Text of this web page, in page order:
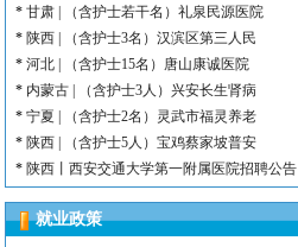
* 甘肃 | （含护士若干名）礼泉民源医院
* 陕西 | （含护士3名）汉滨区第三人民
* 河北 | （含护士15名）唐山康诚医院
* 内蒙古 | （含护士3人）兴安长生肾病
* 宁夏 | （含护士2名）灵武市福灵养老
* 陕西 | （含护士5人）宝鸡蔡家坡普安
* 陕西丨西安交通大学第一附属医院招聘公告
*河北 | （含护士6人）吴桥县中西医结
*河北 | 宝石花定州市第二医院医养中心
就业政策